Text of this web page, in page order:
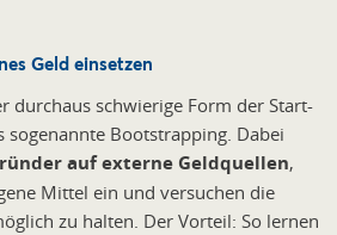
Geld einsetzen
durchaus schwierige Form der Start-
sogenannte Bootstrapping. Dabei
auf externe Geldquellen,
Mittel ein und versuchen die
zu halten. Der Vorteil: So lernen